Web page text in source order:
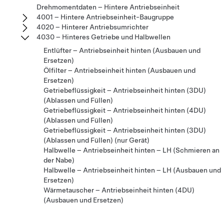
Drehmomentdaten – Hintere Antriebseinheit
4001 – Hintere Antriebseinheit-Baugruppe
4020 – Hinterer Antriebsumrichter
4030 – Hinteres Getriebe und Halbwellen
Entlüfter – Antriebseinheit hinten (Ausbauen und
Ersetzen)
Ölfilter – Antriebseinheit hinten (Ausbauen und
Ersetzen)
Getriebeflüssigkeit – Antriebseinheit hinten (3DU)
(Ablassen und Füllen)
Getriebeflüssigkeit – Antriebseinheit hinten (4DU)
(Ablassen und Füllen)
Getriebeflüssigkeit – Antriebseinheit hinten (3DU)
(Ablassen und Füllen) (nur Gerät)
Halbwelle – Antriebseinheit hinten – LH (Schmieren an
der Nabe)
Halbwelle – Antriebseinheit hinten – LH (Ausbauen und
Ersetzen)
Wärmetauscher – Antriebseinheit hinten (4DU)
(Ausbauen und Ersetzen)